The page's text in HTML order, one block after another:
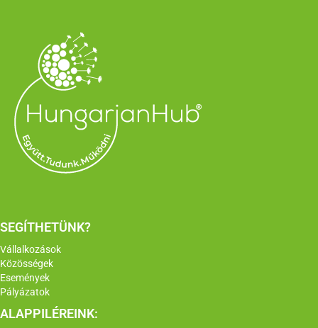
SEGÍTHETÜNK?
Vállalkozások
Közösségek
Események
Pályázatok
ALAPPILÉREINK: